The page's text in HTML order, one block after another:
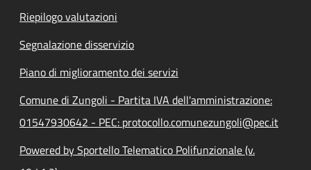
Riepilogo valutazioni
Segnalazione disservizio
Piano di miglioramento dei servizi
Comune di Zungoli - Partita IVA dell'amministrazione:
01547930642 - PEC: protocollo.comunezungoli@pec.it
Powered by Sportello Telematico Polifunzionale (v.